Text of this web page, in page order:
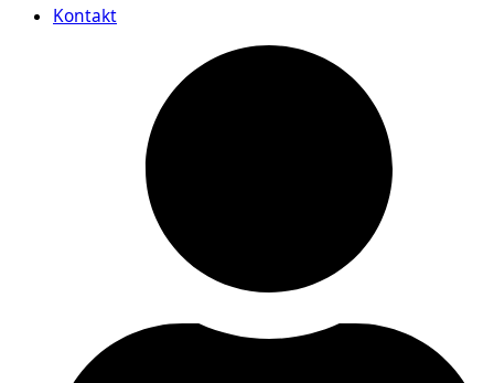
Kontakt